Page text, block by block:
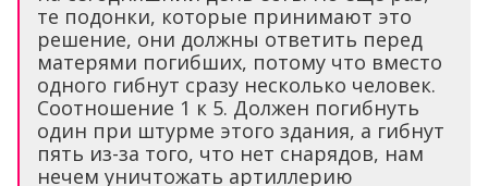
те подонки, которые принимают это
решение, они должны ответить перед
матерями погибших, потому что вместо
одного гибнут сразу несколько человек.
Соотношение 1 к 5. Должен погибнуть
один при штурме этого здания, а гибнут
пять из-за того, что нет снарядов, нам
нечем уничтожать артиллерию